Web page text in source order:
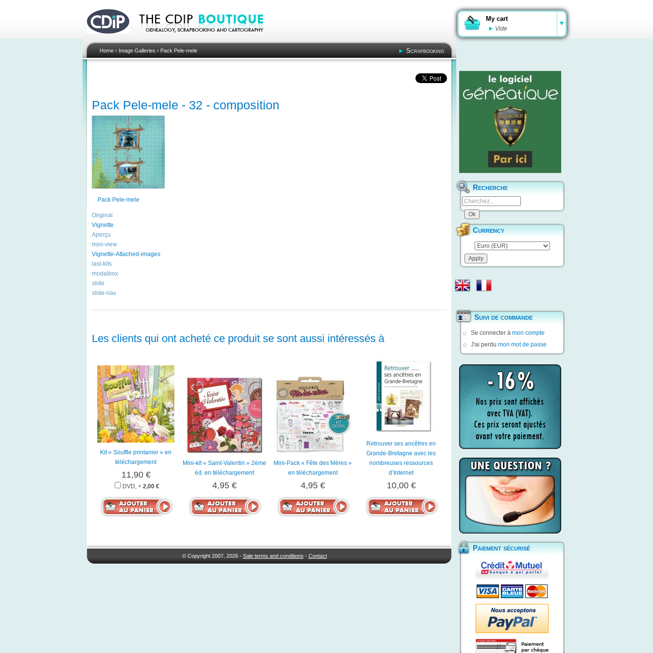
My cart
Vide
Home› Image Galleries › Pack Pele-mele Scrapbooking
Pack Pele-mele - 32 - composition
Pack Pele-mele
Original
Vignette
Aperçu
mini-view
Vignette-Attached-images
last-kits
modalbox
slide
slide-nav
Les clients qui ont acheté ce produit se sont aussi intéressés à
Kit « Souffle printanier » en
téléchargement
11,90 €
DVD, + 2,00 €
Mini-kit « Saint-Valentin » 2ème
éd. en téléchargement
4,95 €
Mini-Pack « Fête des Mères »
en téléchargement
4,95 €
Retrouver ses ancêtres en
Grande-Bretagne avec les
nombreuses ressources
d’Internet
10,00 €
© Copyright 2007, 2026 - Sale terms and conditions - Contact
Recherche
Currency
Suivi de commande
Se connecter à mon compte
J'ai perdu mon mot de passe
Paiement sécurisé